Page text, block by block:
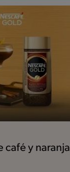
café y naranja